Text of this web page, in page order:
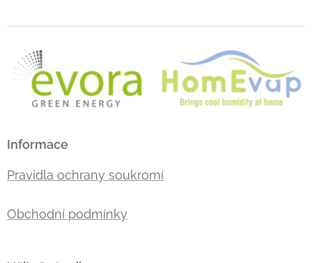
Informace
Pravidla ochrany soukromí
Obchodní podmínky